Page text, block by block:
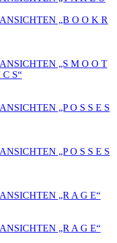
„B O O K R
„S M O O T
S“
„P O S S E S
„P O S S E S
„R A G E“
„R A G E“